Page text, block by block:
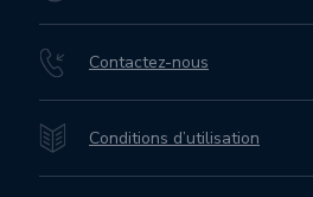
Contactez-nous
Conditions d’utilisation